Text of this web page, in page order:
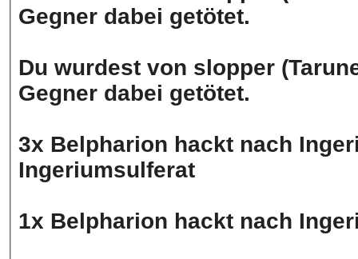
Gegner dabei getötet.
Du wurdest von slopper
Gegner dabei getötet.
3x Belpharion hackt nach
Ingeriumsulferat
1x Belpharion hackt nach